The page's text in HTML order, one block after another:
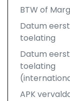
BTW of
Datum
toelating
Datum
toelating
APK